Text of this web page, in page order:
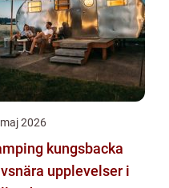
2026
kungsbacka
upplevelser i